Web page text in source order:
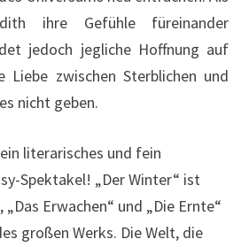
ihre Gefühle füreinander
jedoch jegliche Hoffnung auf
Liebe zwischen Sterblichen und
nicht geben.
literarisches und fein
Spektakel! „Der Winter“ ist
„Das Erwachen“ und „Die Ernte“
großen Werks. Die Welt, die